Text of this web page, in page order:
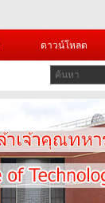
ดาวน์โหลด